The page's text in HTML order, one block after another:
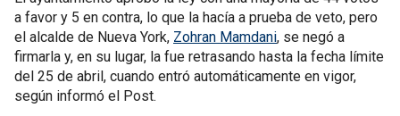
a favor y 5 en contra, lo que la hacía a prueba de veto, pero
el alcalde de Nueva York, Zohran Mamdani, se negó a
firmarla y, en su lugar, la fue retrasando hasta la fecha límite
del 25 de abril, cuando entró automáticamente en vigor,
según informó el Post.